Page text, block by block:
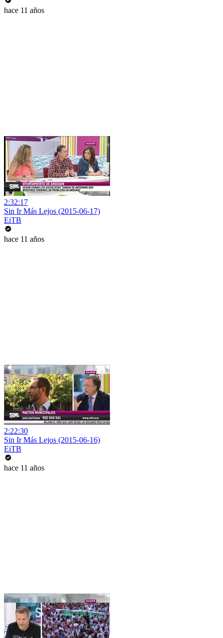
hace 11 años
2:32:17
Sin Ir Más Lejos (2015-06-17)
EiTB
hace 11 años
2:22:30
Sin Ir Más Lejos (2015-06-16)
EiTB
hace 11 años